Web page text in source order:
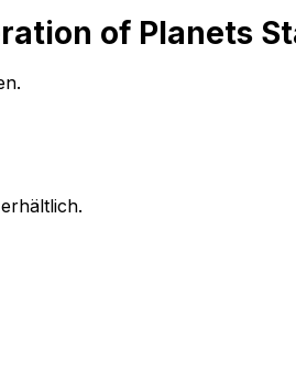
of Planets